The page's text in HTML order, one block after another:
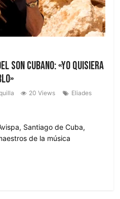
son cubano: «Yo quisiera
20 Views
Eliades
Santiago de Cuba,
de la música